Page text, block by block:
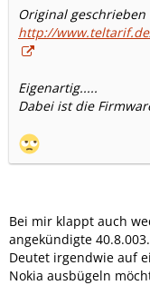
Original
http://
Eigenartig.....
Dabei ist die
Bei mir klappt auch
angekündigte
Deutet irgendwie auf
Nokia ausbügeln